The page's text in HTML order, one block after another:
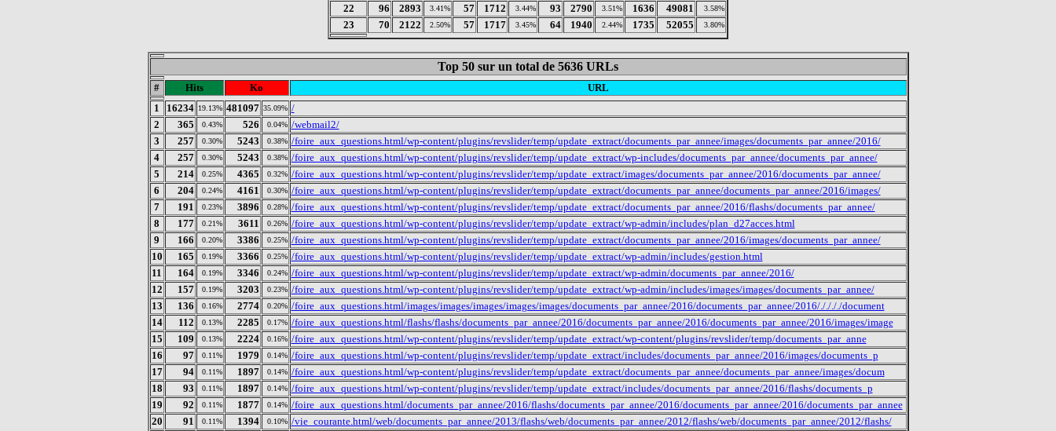
22 96 2893 3.41% 57 1712 3.44% 93 2790 3.51% 1636 49081 3.58%
23 70 2122 2.50% 57 1717 3.45% 64 1940 2.44% 1735 52055 3.80%
Top 50 sur un total de 5636 URLs
# Hits Ko
URL
1
16234 19.13% 481097 35.09% /
2
365 0.43% 526 0.04% /webmail2/
3
257 0.30% 5243 0.38% /foire_aux_questions.html/wp-content/plugins/revslider/temp/update_extract/documents_par_annee/images/documents_par_annee/2016/
4
257 0.30% 5243 0.38% /foire_aux_questions.html/wp-content/plugins/revslider/temp/update_extract/wp-includes/documents_par_annee/documents_par_annee/
5
214 0.25% 4365 0.32% /foire_aux_questions.html/wp-content/plugins/revslider/temp/update_extract/images/documents_par_annee/2016/documents_par_annee/
6
204 0.24% 4161 0.30% /foire_aux_questions.html/wp-content/plugins/revslider/temp/update_extract/documents_par_annee/documents_par_annee/2016/images/
7
191 0.23% 3896 0.28% /foire_aux_questions.html/wp-content/plugins/revslider/temp/update_extract/documents_par_annee/2016/flashs/documents_par_annee/
8
177 0.21% 3611 0.26% /foire_aux_questions.html/wp-content/plugins/revslider/temp/update_extract/wp-admin/includes/plan_d27acces.html
9
166 0.20% 3386 0.25% /foire_aux_questions.html/wp-content/plugins/revslider/temp/update_extract/documents_par_annee/2016/images/documents_par_annee/
10
165 0.19% 3366 0.25% /foire_aux_questions.html/wp-content/plugins/revslider/temp/update_extract/wp-admin/includes/gestion.html
11
164 0.19% 3346 0.24% /foire_aux_questions.html/wp-content/plugins/revslider/temp/update_extract/wp-admin/documents_par_annee/2016/
12
157 0.19% 3203 0.23% /foire_aux_questions.html/wp-content/plugins/revslider/temp/update_extract/wp-admin/includes/images/images/documents_par_annee/
13
136 0.16% 2774 0.20% /foire_aux_questions.html/images/images/images/images/images/documents_par_annee/2016/documents_par_annee/2016/././././document
14
112 0.13% 2285 0.17% /foire_aux_questions.html/flashs/flashs/documents_par_annee/2016/documents_par_annee/2016/documents_par_annee/2016/images/image
15
109 0.13% 2224 0.16% /foire_aux_questions.html/wp-content/plugins/revslider/temp/update_extract/wp-content/plugins/revslider/temp/documents_par_anne
16
97 0.11% 1979 0.14% /foire_aux_questions.html/wp-content/plugins/revslider/temp/update_extract/includes/documents_par_annee/2016/images/documents_p
17
94 0.11% 1897 0.14% /foire_aux_questions.html/wp-content/plugins/revslider/temp/update_extract/documents_par_annee/documents_par_annee/images/docum
18
93 0.11% 1897 0.14% /foire_aux_questions.html/wp-content/plugins/revslider/temp/update_extract/includes/documents_par_annee/2016/flashs/documents_p
19
92 0.11% 1877 0.14% /foire_aux_questions.html/documents_par_annee/2016/flashs/documents_par_annee/2016/documents_par_annee/2016/documents_par_annee
20
91 0.11% 1394 0.10% /vie_courante.html/web/documents_par_annee/2013/flashs/web/documents_par_annee/2012/flashs/web/documents_par_annee/2012/flashs/